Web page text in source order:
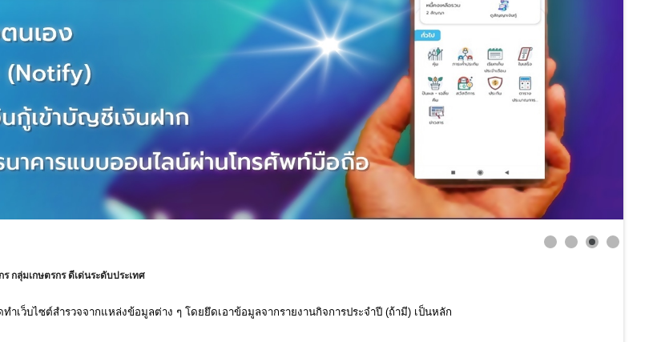
กลุ่มเกษตรกร ดีเด่นระดับประเทศ
ำเว็บไซต์สำรวจจากแหล่งข้อมูลต่าง ๆ โดยยึดเอาข้อมูลจากรายงานกิจการประจำปี (ถ้ามี) เป็นหลัก